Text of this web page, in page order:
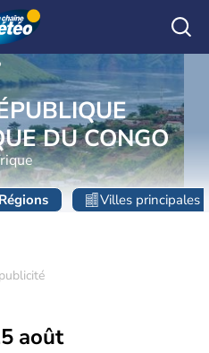
DU CONGO
Villes principales
août